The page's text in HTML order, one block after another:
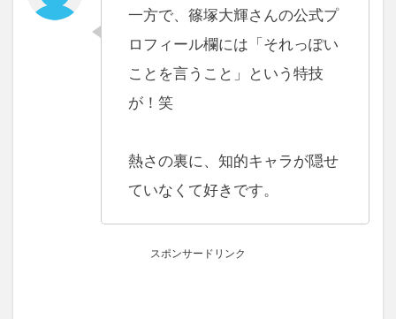
一方で、篠塚大輝さんの公式プ
ロフィール欄には「それっぽい
ことを言うこと」という特技
が！笑
熱さの裏に、知的キャラが隠せ
ていなくて好きです。
スポンサードリンク